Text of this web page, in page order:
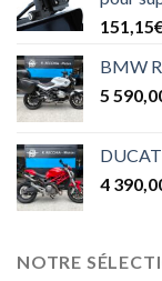
151,15
BMW
5
4
NOTRE